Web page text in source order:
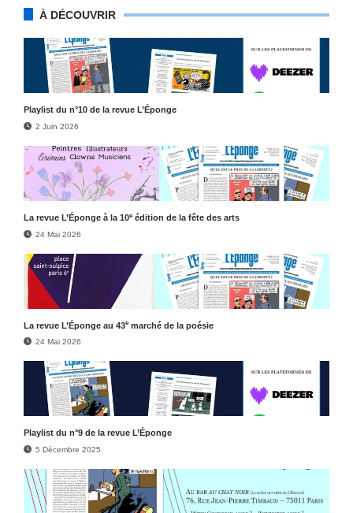
À DÉCOUVRIR
Play­list du n°10 de la revue L’Éponge
2 Juin 2026
La revue L’Éponge à la 10e édition de la fête des arts
24 Mai 2026
La revue L’Éponge au 43e marché de la poésie
24 Mai 2026
Play­list du n°9 de la revue L’Éponge
5 Décembre 2025